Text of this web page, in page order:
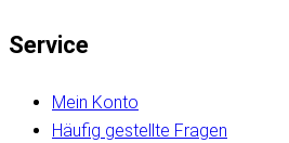
Service
Mein Konto
Häufig gestellte Fragen